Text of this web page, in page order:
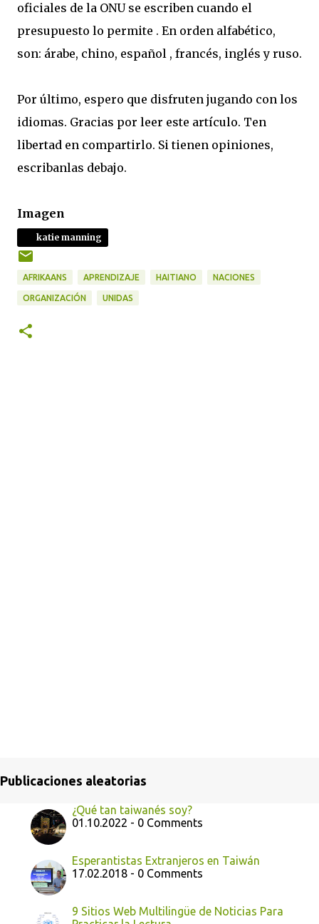
oficiales de la ONU se escriben cuando el
presupuesto lo permite . En orden alfabético,
son: árabe, chino, español , francés, inglés y ruso.
Por último, espero que disfruten jugando con los
idiomas. Gracias por leer este artículo. Ten
libertad en compartirlo. Si tienen opiniones,
escribanlas debajo.
Imagen
katie manning
AFRIKAANS APRENDIZAJE HAITIANO NACIONES
ORGANIZACIÓN UNIDAS
Publicaciones aleatorias
¿Qué tan taiwanés soy?
01.10.2022 - 0 Comments
Esperantistas Extranjeros en Taiwán
17.02.2018 - 0 Comments
9 Sitios Web Multilingüe de Noticias Para